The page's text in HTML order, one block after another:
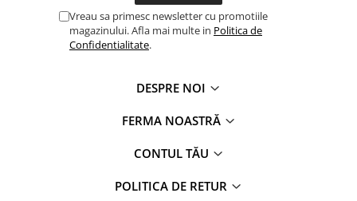
Vreau sa primesc newsletter cu promotiile
magazinului. Afla mai multe in Politica de
Confidentialitate.
DESPRE NOI
FERMA NOASTRĂ
CONTUL TĂU
POLITICA DE RETUR